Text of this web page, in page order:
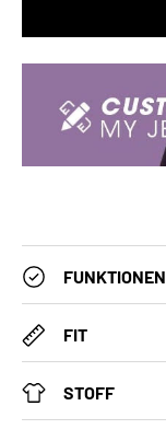
FUNKTIONEN
FIT
STOFF